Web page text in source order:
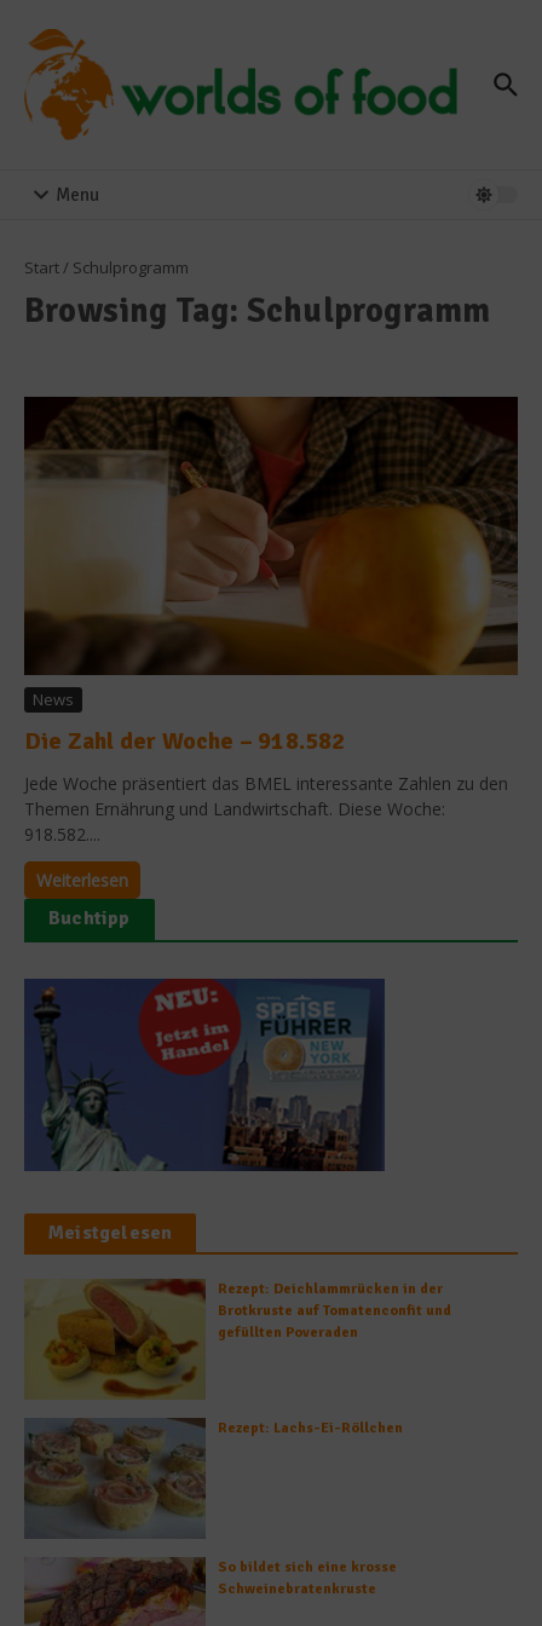
Menu
Start/ Schulprogramm
Browsing Tag: Schulprogramm
News
Die Zahl der Woche – 918.582
Jede Woche präsentiert das BMEL interessante Zahlen zu den
Themen Ernährung und Landwirtschaft. Diese Woche:
918.582....
Weiterlesen
Buchtipp
Meistgelesen
Rezept: Deichlammrücken in der
Brotkruste auf Tomatenconfit und
gefüllten Poveraden
Rezept: Lachs-Ei-Röllchen
So bildet sich eine krosse
Schweinebratenkruste